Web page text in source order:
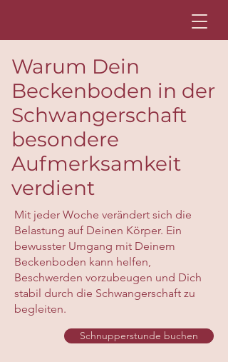
Warum Dein
Beckenboden in der
Schwangerschaft
besondere
Aufmerksamkeit
verdient
Mit jeder Woche verändert sich die
Belastung auf Deinen Körper. Ein
bewusster Umgang mit Deinem
Beckenboden kann helfen,
Beschwerden vorzubeugen und Dich
stabil durch die Schwangerschaft zu
begleiten.
Schnupperstunde buchen